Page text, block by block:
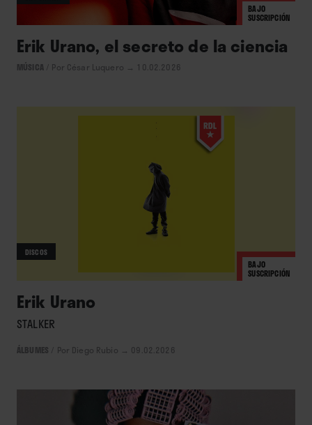
BAJO
SUSCRIPCIÓN
Erik Urano, el secreto de la ciencia
MÚSICA Por César Luquero → 10.02.2026
BAJO
SUSCRIPCIÓN
DISCOS
Erik Urano
STALKER
ÁLBUMES Por Diego Rubio → 09.02.2026